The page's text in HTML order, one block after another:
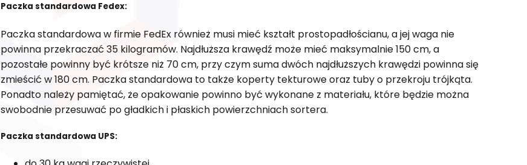
Paczka standardowa Fedex:
Paczka standardowa w firmie FedEx również musi mieć kształt prostopadłościanu, a jej waga nie
powinna przekraczać 35 kilogramów. Najdłuższa krawędź może mieć maksymalnie 150 cm, a
pozostałe powinny być krótsze niż 70 cm, przy czym suma dwóch najdłuższych krawędzi powinna się
zmieścić w 180 cm. Paczka standardowa to także koperty tekturowe oraz tuby o przekroju trójkąta.
Ponadto należy pamiętać, że opakowanie powinno być wykonane z materiału, które będzie można
swobodnie przesuwać po gładkich i płaskich powierzchniach sortera.
Paczka standardowa UPS: